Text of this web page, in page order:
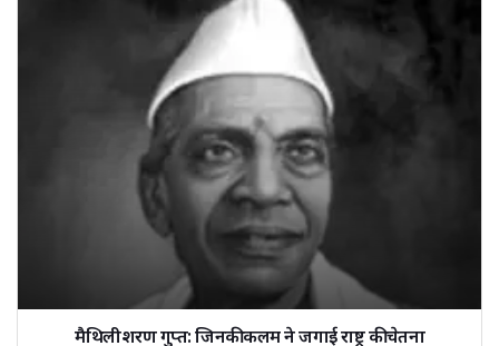
मैथिलीशरण गुप्त: जिनकी कलम ने जगाई राष्ट्र की चेतना